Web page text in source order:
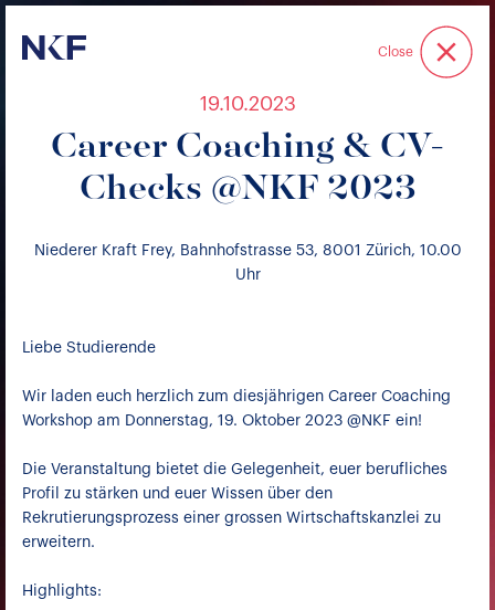
Niederer Kraft & Frey Close
19.10.2023
Career Coaching & CV-
Checks @NKF 2023
Niederer Kraft Frey, Bahnhofstrasse 53, 8001 Zürich, 10.00
Uhr
Liebe Studierende
Wir laden euch herzlich zum diesjährigen Career Coaching
Workshop am Donnerstag, 19. Oktober 2023 @NKF ein!
Die Veranstaltung bietet die Gelegenheit, euer berufliches
Profil zu stärken und euer Wissen über den
Rekrutierungsprozess einer grossen Wirtschaftskanzlei zu
erweitern.
Highlights: